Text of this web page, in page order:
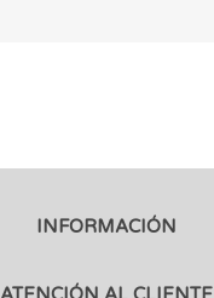
INFORMACIÓN